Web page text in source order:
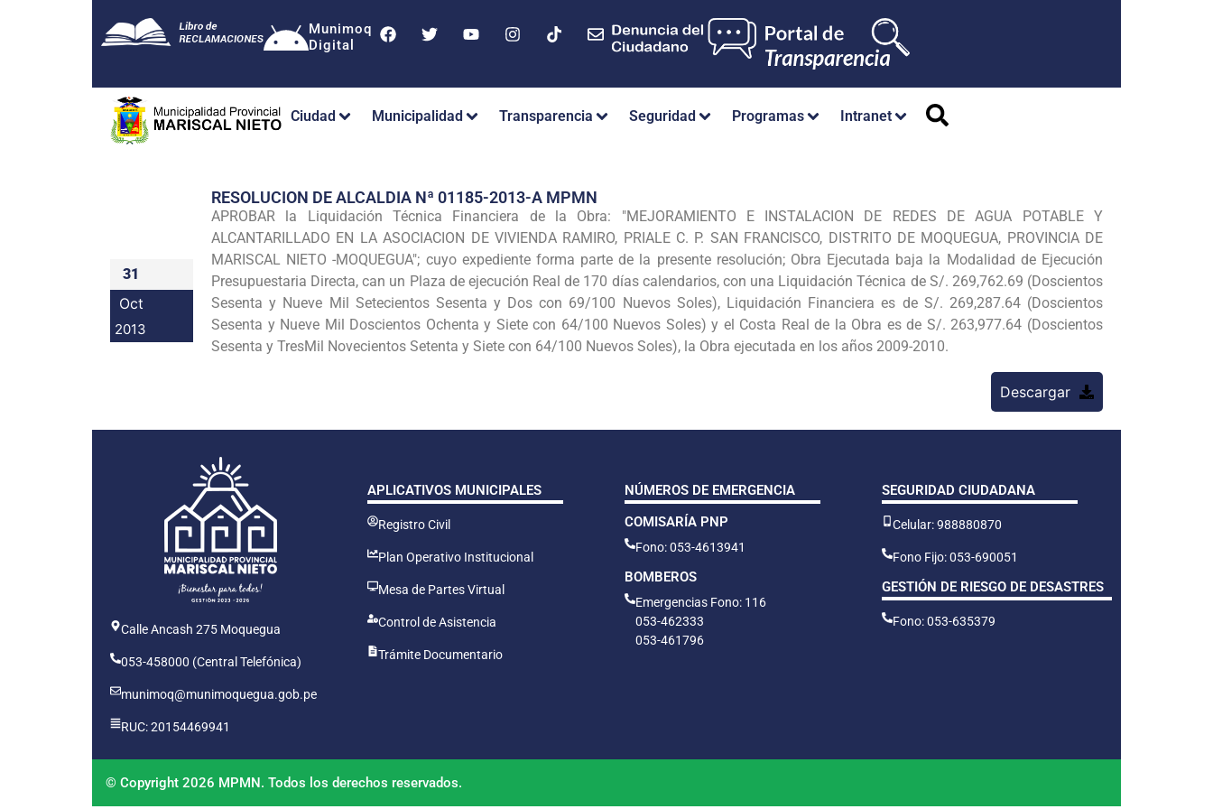
Munimoq
Digital
Ciudad Municipalidad Transparencia Seguridad Programas Intranet
31
Oct
2013
RESOLUCION DE ALCALDIA Nª 01185-2013-A MPMN
APROBAR la Liquidación Técnica Financiera de la Obra: "MEJORAMIENTO E INSTALACION DE REDES DE AGUA POTABLE Y
ALCANTARILLADO EN LA ASOCIACION DE VIVIENDA RAMIRO, PRIALE C. P. SAN FRANCISCO, DISTRITO DE MOQUEGUA, PROVINCIA DE
MARISCAL NIETO -MOQUEGUA"; cuyo expediente forma parte de la presente resolución; Obra Ejecutada baja la Modalidad de Ejecución
Presupuestaria Directa, can un Plaza de ejecución Real de 170 días calendarios, con una Liquidación Técnica de S/. 269,762.69 (Doscientos
Sesenta y Nueve Mil Setecientos Sesenta y Dos con 69/100 Nuevos Soles), Liquidación Financiera es de S/. 269,287.64 (Doscientos
Sesenta y Nueve Mil Doscientos Ochenta y Siete con 64/100 Nuevos Soles) y el Costa Real de la Obra es de S/. 263,977.64 (Doscientos
Sesenta y TresMil Novecientos Setenta y Siete con 64/100 Nuevos Soles), la Obra ejecutada en los años 2009-2010.
Descargar
Calle Ancash 275 Moquegua
053-458000 (Central Telefónica)
munimoq@munimoquegua.gob.pe
RUC: 20154469941
APLICATIVOS MUNICIPALES
Registro Civil
Plan Operativo Institucional
Mesa de Partes Virtual
Control de Asistencia
Trámite Documentario
NÚMEROS DE EMERGENCIA
COMISARÍA PNP
Fono: 053-4613941
BOMBEROS
Emergencias Fono: 116
053-462333
053-461796
SEGURIDAD CIUDADANA
Celular: 988880870
Fono Fijo: 053-690051
GESTIÓN DE RIESGO DE DESASTRES
Fono: 053-635379
© Copyright 2026 MPMN. Todos los derechos reservados.